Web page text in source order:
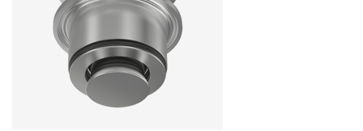
Partner Zone